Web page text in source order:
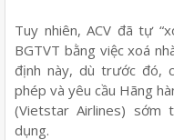
Tuy nhiên, ACV đã tự
BGTVT bằng việc xoá
định này, dù trước đó,
phép và yêu cầu Hãng
(Vietstar Airlines) sớm
dụng.